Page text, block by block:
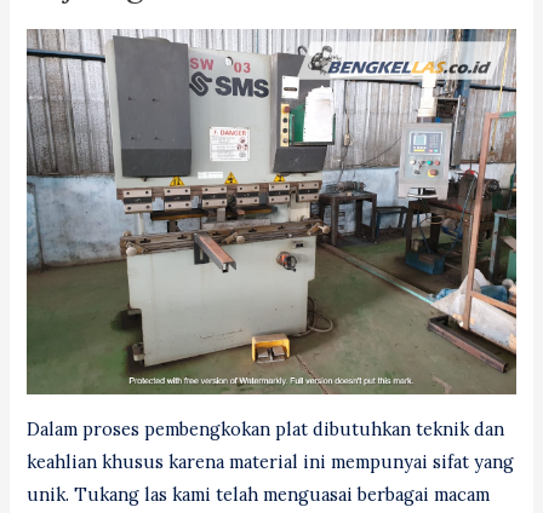
Dalam proses pembengkokan plat dibutuhkan teknik dan
keahlian khusus karena material ini mempunyai sifat yang
unik. Tukang las kami telah menguasai berbagai macam